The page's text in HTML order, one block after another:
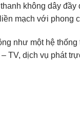
không dây
mạch với phong
như một hệ
TV, dịch vụ phát